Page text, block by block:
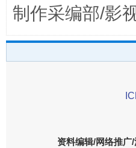
制作采编部/影
资料编辑/网络推广/